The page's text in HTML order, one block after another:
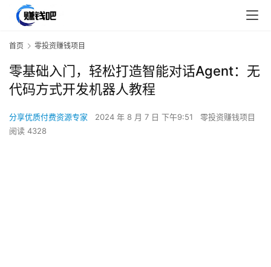
首页 零投资赚钱项目
零基础入门，轻松打造智能对话Agent：无
代码方式开发机器人教程
分享优质付费资源专家 2024 年 8 月 7 日 下午9:51
零投资赚钱项目
阅读 4328